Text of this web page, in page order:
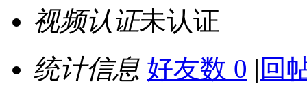
视频认证未认证
统计信息 好友数 0 | 回